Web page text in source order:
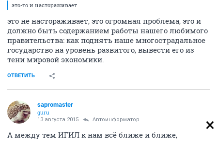
это-то и настораживает
это не настораживает, это огромная проблема, это и
должно быть содержанием работы нашего любимого
правительства: как поднять наше многострадальное
государство на уровень развитого, вывести его из
тени мировой экономики.
ОТВЕТИТЬ
sapromaster
guru
13 августа 2015 Автоинформатор
А между тем ИГИЛ к нам всё ближе и ближе,